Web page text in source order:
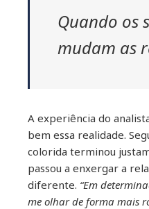
Quando os
mudam as
A experiência do
bem essa realidade.
colorida terminou
passou a enxergar a
diferente. “Em
me olhar de forma mais